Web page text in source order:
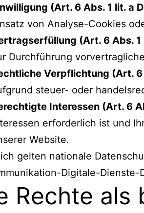
(Art. 6 Abs. 1 lit. a
von Analyse-Cookies
(Art. 6 Abs. 1
Durchführung
Verpflichtung (Art. 6
steuer- oder
Interessen (Art. 6
erforderlich ist und
Website.
gelten nationale
Digitale-Dienste-
Rechte als